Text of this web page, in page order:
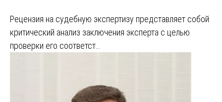
Рецензия на судебную экспертизу представляет собой
критический анализ заключения эксперта с целью
проверки его соответст…